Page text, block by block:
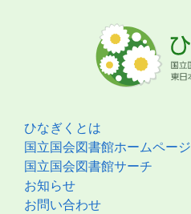
ひなぎくとは
国立国会図書館ホームページ
国立国会図書館サーチ
お知らせ
お問い合わせ